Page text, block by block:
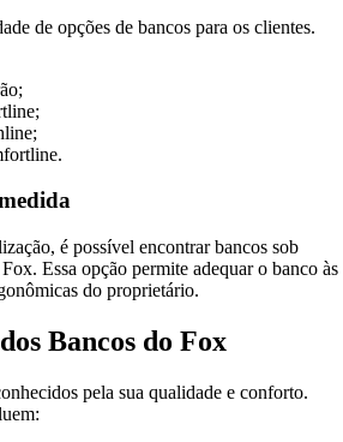
de opções de bancos para os clientes.
é possível encontrar bancos sob
Essa opção permite adequar o banco às
do proprietário.
Bancos do Fox
pela sua qualidade e conforto.